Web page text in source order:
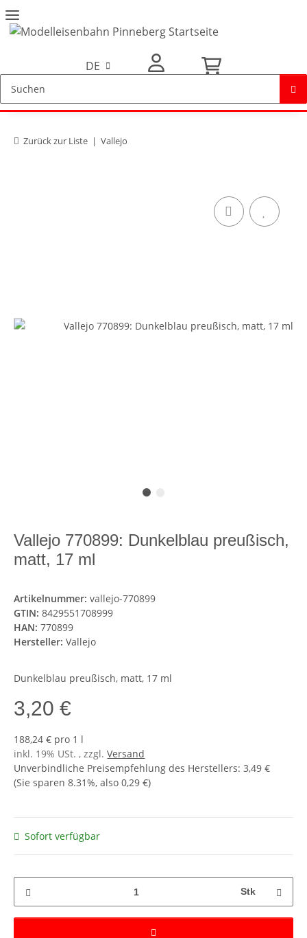
DE
Zurück zur Liste Vallejo
Vallejo 770899: Dunkelblau preußisch,
matt, 17 ml
Artikelnummer:vallejo-770899
GTIN: 8429551708999
HAN: 770899
Hersteller: Vallejo
Dunkelblau preußisch, matt, 17 ml
3,20 €
188,24 € pro 1 l
inkl. 19% USt. , zzgl.Versand
Unverbindliche Preisempfehlung des Herstellers:3,49 €
(Sie sparen8.31%, also0,29 €)
Sofort verfügbar
Stk